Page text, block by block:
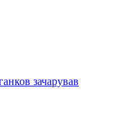
зачарував